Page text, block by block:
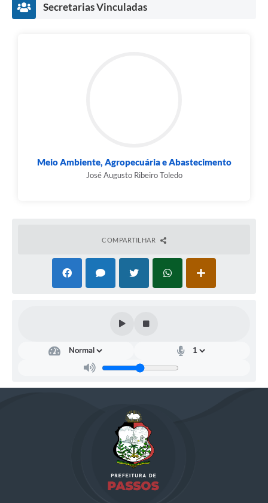
Secretarias Vinculadas
Meio Ambiente, Agropecuária e Abastecimento
José Augusto Ribeiro Toledo
COMPARTILHAR